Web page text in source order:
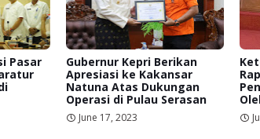
Pasar
Gubernur Kepri Berikan
Apresiasi ke Kakansar
Natuna Atas Dukungan
Operasi di Pulau Serasan
June 17, 2023